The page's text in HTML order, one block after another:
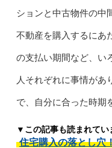
ションと中古物件の中
不動産を購入するにあ
の支払い期間など、い
人それぞれに事情があ
で、自分に合った時期
▼この記事も読まれてい
住宅購入の落とし穴